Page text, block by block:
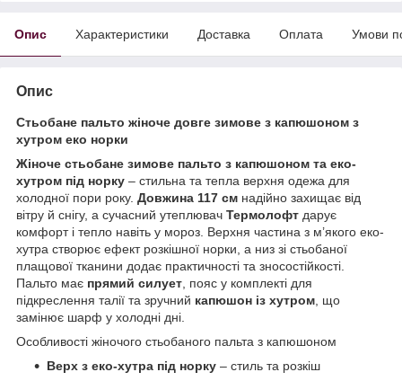
Опис Характеристики Доставка Оплата Умови
Опис
Стьобане пальто жіноче довге зимове з капюшоном з
хутром еко норки
Жіноче стьобане зимове пальто з капюшоном та еко-
хутром під норку – стильна та тепла верхня одежа для
холодної пори року. Довжина 117 см надійно захищає від
вітру й снігу, а сучасний утеплювач Термолофт дарує
комфорт і тепло навіть у мороз. Верхня частина з м’якого еко-
хутра створює ефект розкішної норки, а низ зі стьобаної
плащової тканини додає практичності та зносостійкості.
Пальто має прямий силует , пояс у комплекті для
підкреслення талії та зручний капюшон із хутром , що
замінює шарф у холодні дні.
Особливості жіночого стьобаного пальта з капюшоном
Верх з еко-хутра під норку – стиль та розкіш